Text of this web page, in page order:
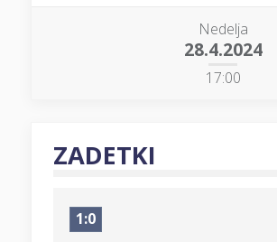
Nedelja
28.4.2024
17:00
ZADETKI
1:0